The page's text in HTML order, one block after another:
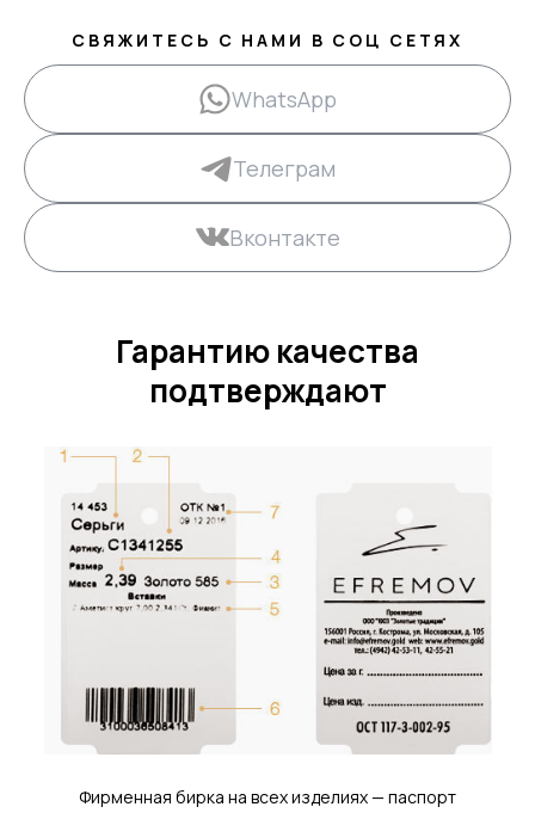
СВЯЖИТЕСЬ С НАМИ В СОЦ СЕТЯХ
WhatsApp
Телеграм
Вконтакте
Гарантию качества
подтверждают
Фирменная бирка на всех изделиях — паспорт